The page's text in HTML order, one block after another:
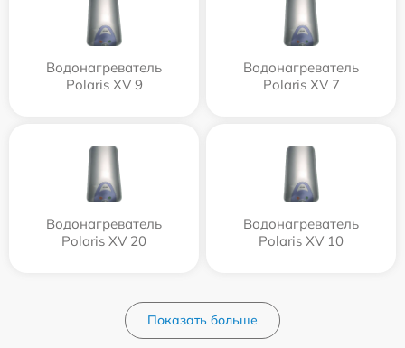
Водонагреватель
Polaris XV 9
Водонагреватель
Polaris XV 7
Водонагреватель
Polaris XV 20
Водонагреватель
Polaris XV 10
Показать больше